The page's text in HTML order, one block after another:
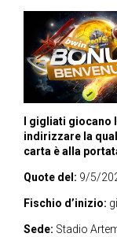
I gigliati giocano
indirizzare la
carta è alla
Quote del: 9/5/
Fischio d’inizio:
Sede: Stadio